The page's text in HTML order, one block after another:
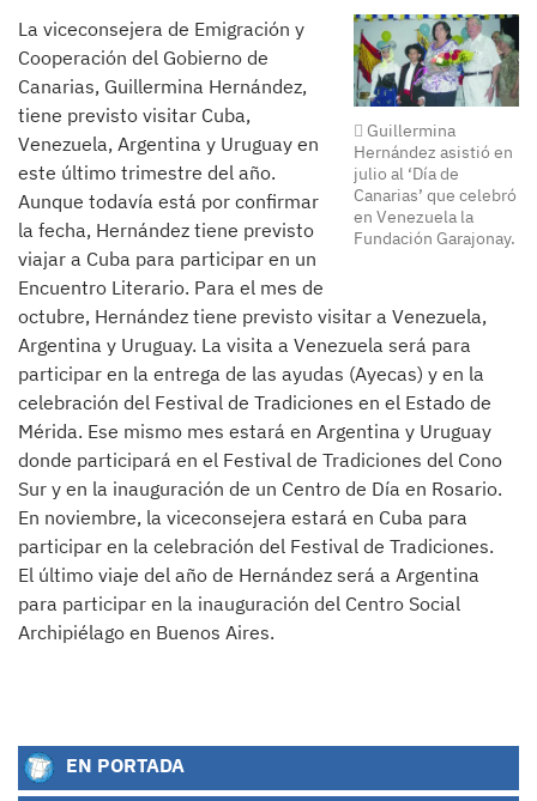
Guillermina
Hernández asistió en
julio al ‘Día de
Canarias’ que celebró
en Venezuela la
Fundación Garajonay.
La viceconsejera de Emigración y
Cooperación del Gobierno de
Canarias, Guillermina Hernández,
tiene previsto visitar Cuba,
Venezuela, Argentina y Uruguay en
este último trimestre del año.
Aunque todavía está por confirmar
la fecha, Hernández tiene previsto
viajar a Cuba para participar en un
Encuentro Literario. Para el mes de
octubre, Hernández tiene previsto visitar a Venezuela,
Argentina y Uruguay. La visita a Venezuela será para
participar en la entrega de las ayudas (Ayecas) y en la
celebración del Festival de Tradiciones en el Estado de
Mérida. Ese mismo mes estará en Argentina y Uruguay
donde participará en el Festival de Tradiciones del Cono
Sur y en la inauguración de un Centro de Día en Rosario.
En noviembre, la viceconsejera estará en Cuba para
participar en la celebración del Festival de Tradiciones.
El último viaje del año de Hernández será a Argentina
para participar en la inauguración del Centro Social
Archipiélago en Buenos Aires.
EN PORTADA